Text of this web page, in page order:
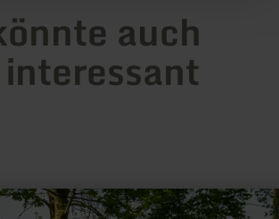
auch